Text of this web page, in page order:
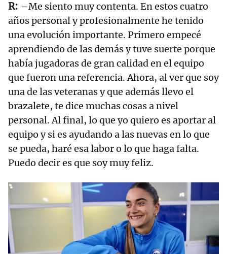
–Me siento muy contenta. En estos cuatro
años personal y profesionalmente he tenido
una evolución importante. Primero empecé
aprendiendo de las demás y tuve suerte porque
había jugadoras de gran calidad en el equipo
que fueron una referencia. Ahora, al ver que soy
una de las veteranas y que además llevo el
brazalete, te dice muchas cosas a nivel
personal. Al final, lo que yo quiero es aportar al
equipo y si es ayudando a las nuevas en lo que
se pueda, haré esa labor o lo que haga falta.
Puedo decir es que soy muy feliz.